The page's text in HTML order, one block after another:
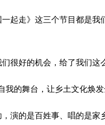
起走》这三个节目都是我
很好的机会，给了我们这
的舞台，让乡土文化焕发
演的是百姓事、唱的是